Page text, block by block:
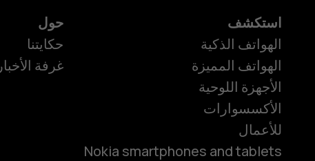
استكشف
الهواتف الذكية
الهواتف المميزة
الأجهزة اللوحية
الأكسسوارات
للأعمال
Nokia smartphones and tablets
حول
حكايتنا
غرفة الأخبار